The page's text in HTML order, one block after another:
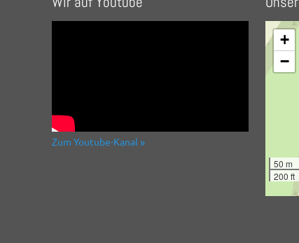
Zum Youtube-Kanal »
+
−
50 m
200 ft